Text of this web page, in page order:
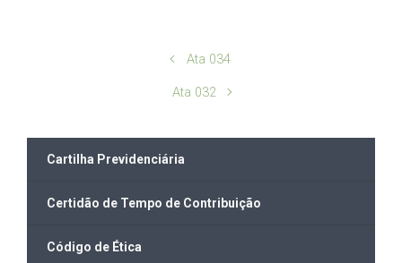
Ata 034
Ata 032
Cartilha Previdenciária
Certidão de Tempo de Contribuição
Código de Ética